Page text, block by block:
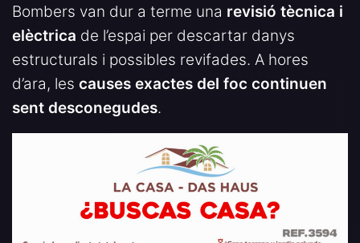
Bombers van dur a terme una revisió tècnica i
elèctrica de l’espai per descartar danys
estructurals i possibles revifades. A hores
d’ara, les causes exactes del foc continuen
sent desconegudes.